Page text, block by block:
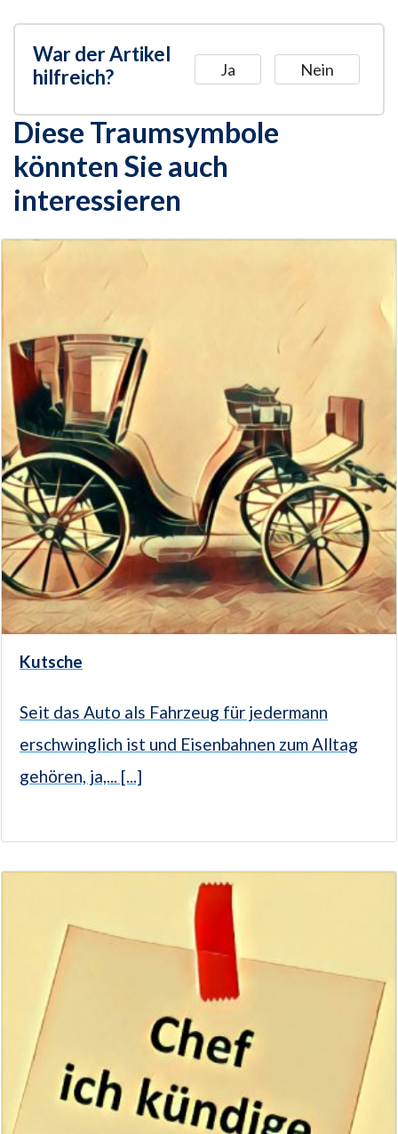
War der Artikel
hilfreich?
Ja Nein
Diese Traumsymbole
könnten Sie auch
interessieren
Kutsche
Seit das Auto als Fahrzeug für jedermann
erschwinglich ist und Eisenbahnen zum Alltag
gehören, ja,... [...]